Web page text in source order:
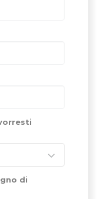
di